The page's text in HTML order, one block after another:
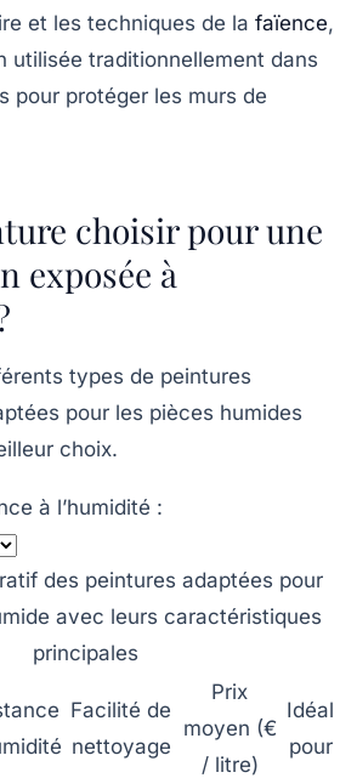
et les techniques de la faïence,
utilisée traditionnellement dans
pour protéger les murs de
choisir pour une
exposée à
types de peintures
pour les pièces humides
choix.
à l’humidité :
des peintures adaptées pour
avec leurs caractéristiques
principales
Facilité de
nettoyage
Prix
moyen (€
/ litre)
Idéal
pour